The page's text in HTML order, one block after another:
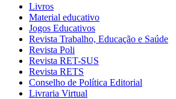
Livros
Material educativo
Jogos Educativos
Revista Trabalho, Educação e Saúde
Revista Poli
Revista RET-SUS
Revista RETS
Conselho de Política Editorial
Livraria Virtual